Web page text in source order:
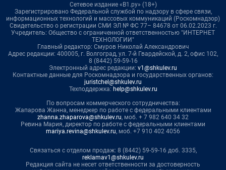
Сетевое издание «В1.ру» (18+)
Зарегистрировано Федеральной службой по надзору в сфере связи,
информационных технологий и массовых коммуникаций (Роскомнадзор)
Свидетельство о регистрации СМИ ЭЛ № ФС 77– 84678 от 06.02.2023 г.
Учредитель: Общество с ограниченной ответственностью "ИНТЕРНЕТ
ТЕХНОЛОГИИ"
Главный редактор: Смуров Николай Александрович
Адрес редакции: 400005, г. Волгоград, ул. 7-й Гвардейской, д. 2, офис 102,
8 (8442) 59-59-16
Электронный адрес редакции: v1@shkulev.ru
Контактные данные для Роскомнадзора и государственных органов:
juristchel@shkulev.ru
Техподдержка: help@shkulev.ru
По вопросам коммерческого сотрудничества:
Жапарова Жанна, менеджер по работе с федеральными клиентами
zhanna.zhaparova@shkulev.ru, моб. + 7 982 640 34 32
Ревина Мария, директор по работе с федеральными клиентами
mariya.revina@shkulev.ru, моб. +7 910 402 4056
Связаться с отделом продаж: 8 (8442) 59-59-16 доб. 3335,
reklamav1@shkulev.ru
Редакция сайта не несет ответственности за достоверность